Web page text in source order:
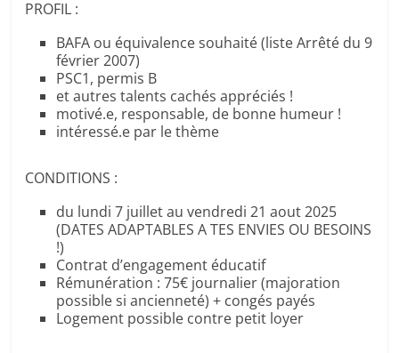
PROFIL :
BAFA ou équivalence souhaité (liste Arrêté du 9
février 2007)
PSC1, permis B
et autres talents cachés appréciés !
motivé.e, responsable, de bonne humeur !
intéressé.e par le thème
CONDITIONS :
du lundi 7 juillet au vendredi 21 aout 2025
(DATES ADAPTABLES A TES ENVIES OU BESOINS
!)
Contrat d’engagement éducatif
Rémunération : 75€ journalier (majoration
possible si ancienneté) + congés payés
Logement possible contre petit loyer